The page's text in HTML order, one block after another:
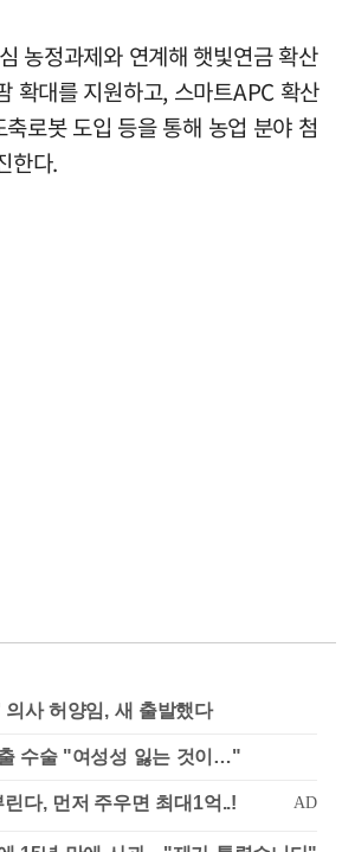
농정과제와 연계해 햇빛연금 확산
확대를 지원하고, 스마트APC 확산
로봇 도입 등을 통해 농업 분야 첨
한다.
사 허양임, 새 출발했다
수술 "여성성 잃는 것이…"